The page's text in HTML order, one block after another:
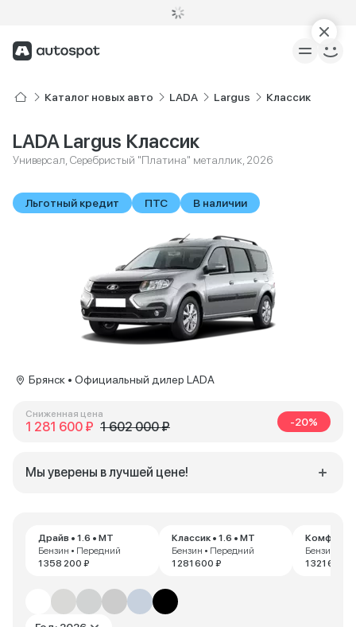
Каталог новых авто LADA Largus Классик
LADA Largus Классик
Универсал, Серебристый "Платина" металлик, 2026
Льготный кредит ПТС В наличии
Драйв • 1.6 • MT
Бензин • Передний
1 358 200 ₽
Классик • 1.6 • MT
Бензин • Передний
1 281 600 ₽
Комфорт •
Бензин •
1 321 600 ₽
Брянск • Официальный дилер LADA
Сниженная цена
1 281 600 ₽ 1 602 000 ₽ -20%
Мы уверены в лучшей цене!